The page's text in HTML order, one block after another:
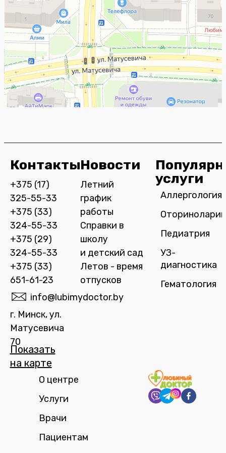
Контакты
+375 (17)
325-55-33
+375 (33)
324-55-33
+375 (29)
324-55-33
+375 (33)
651-61-23
info@lubimydoctor.by
г. Минск, ул.
Матусевича
70
Показать
на карте​
Новости
Летний
график
работы
Справки в
школу
и детский сад
Летов - время
отпусков
услуги
Аллергология
Педиатрия
УЗ-
диагностика
Гематология
О центре
Услуги
Врачи
Пациентам